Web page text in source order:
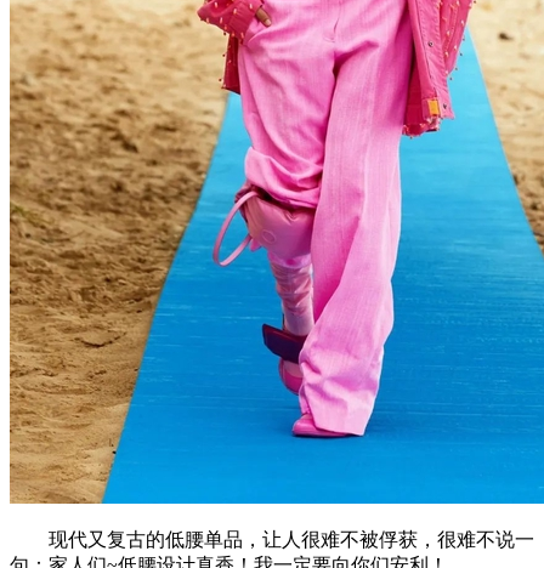
现代又复古的低腰单品，让人很难不被俘获，很难不说一